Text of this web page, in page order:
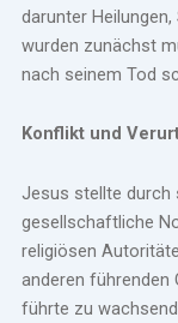
darunter
wurden zunächst
nach seinem Tod
Konflikt und
Jesus stellte durch
gesellschaftliche
religiösen
anderen führenden
führte zu